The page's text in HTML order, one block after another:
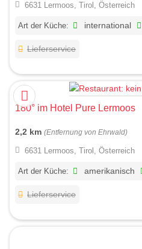
6631 Lermoos, Tirol, Österreich
Art der Küche: international
Lieferservice
180° im Hotel Pure Lermoos
2,2 km (Entfernung von Ehrwald)
6631 Lermoos, Tirol, Österreich
Art der Küche: amerikanisch
Lieferservice